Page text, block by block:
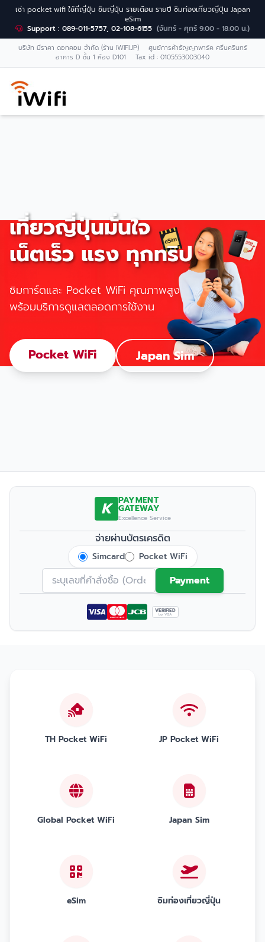
เช่า pocket wifi ใช้ที่ญี่ปุ่น ซิมญี่ปุ่น รายเดือน รายปี ซิมท่องเที่ยวญี่ปุ่น Japan
eSim
Support : 089-011-5757, 02-108-6155 (จันทร์ - ศุกร์ 9.00 - 18.00 น.)
บริษัท มีราคา ดอทคอม จำกัด (ร้าน IWIFI.JP) ศูนย์การค้าธัญญาพาร์ค ศรีนครินทร์
อาคาร D ชั้น 1 ห้อง D101 Tax id : 0105553003040
เที่ยวญี่ปุ่นมั่นใจ
เน็ตเร็ว แรง ทุกทริป
ซิมการ์ดและ Pocket WiFi คุณภาพสูง
พร้อมบริการดูแลตลอดการใช้งาน
Pocket WiFi Japan Sim
K PAYMENT
GATEWAY
Excellence Service
จ่ายผ่านบัตรเครดิต
Simcard Pocket WiFi
Payment
VERIFIED
by VISA
TH Pocket WiFi JP Pocket WiFi
Global Pocket WiFi Japan Sim
eSim ซิมท่องเที่ยวญี่ปุ่น